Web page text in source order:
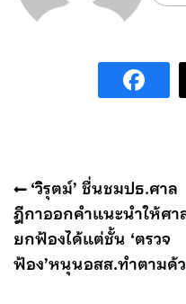
แนะแนว
เรื่อง
‘วิรุตม์’ ชื่นชมปธ.ศาล
ฎีกาออกคำแนะนำให้ศา
ยกฟ้องได้แต่ชั้น ‘ตรวจ
ฟ้อง’หนุนอสส.ทำตามด้